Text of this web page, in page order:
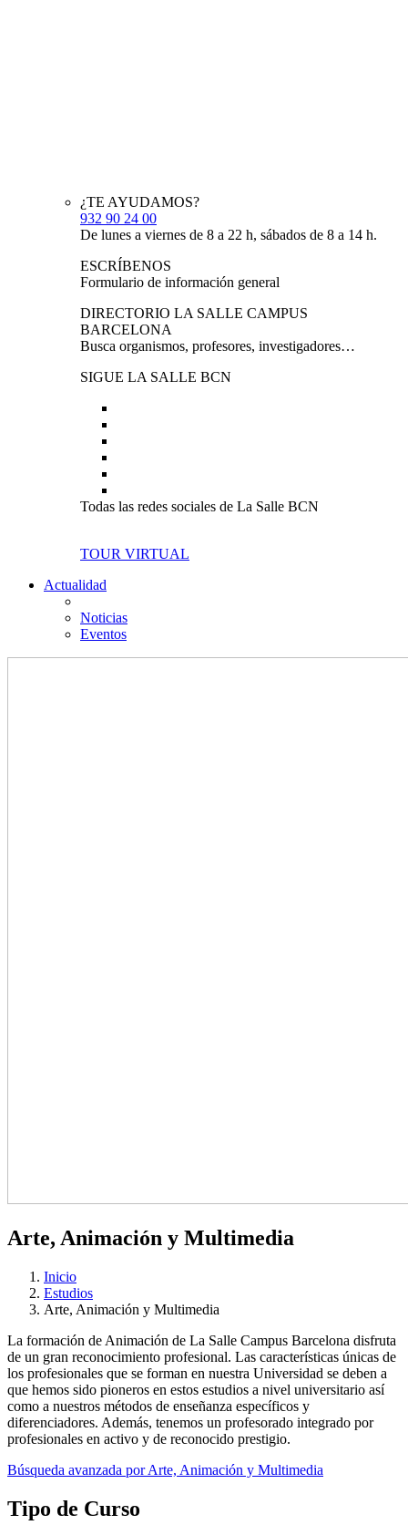
¿TE AYUDAMOS?
932 90 24 00
De lunes a viernes de 8 a 22 h, sábados de 8 a 14 h.
ESCRÍBENOS
Formulario de información general
DIRECTORIO LA SALLE CAMPUS
BARCELONA
Busca organismos, profesores, investigadores…
SIGUE LA SALLE BCN
Todas las redes sociales de La Salle BCN
TOUR VIRTUAL
Actualidad
Noticias
Eventos
Arte, Animación y Multimedia
Inicio
Estudios
Arte, Animación y Multimedia
La formación de Animación de La Salle Campus Barcelona disfruta
de un gran reconocimiento profesional. Las características únicas de
los profesionales que se forman en nuestra Universidad se deben a
que hemos sido pioneros en estos estudios a nivel universitario así
como a nuestros métodos de enseñanza específicos y
diferenciadores. Además, tenemos un profesorado integrado por
profesionales en activo y de reconocido prestigio.
Búsqueda avanzada por Arte, Animación y Multimedia
Tipo de Curso